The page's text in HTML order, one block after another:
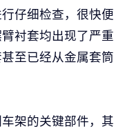
仔细检查，很快便
衬套均出现了严重
至已经从金属套筒
架的关键部件，其